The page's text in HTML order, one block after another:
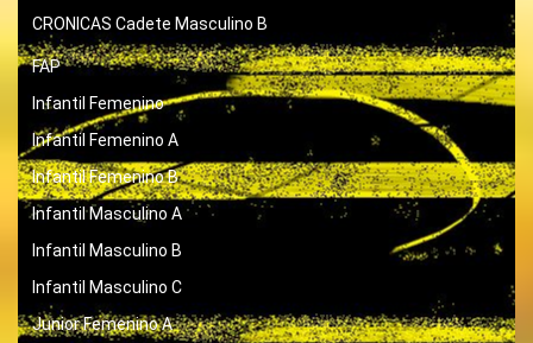
CRONICAS Cadete Masculino B
FAP
Infantil Femenino
Infantil Femenino A
Infantil Femenino B
Infantil Masculino A
Infantil Masculino B
Infantil Masculino C
Junior Femenino A